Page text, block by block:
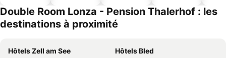
Double Room Lonza - Pension Thalerhof : les
destinations à proximité
Hôtels Zell am See
Hôtels Bled